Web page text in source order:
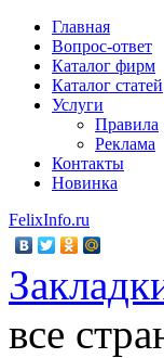
Главная
Вопрос-ответ
Каталог фирм
Каталог статей
Услуги
Правила
Реклама
Контакты
Новинка
FelixInfo.ru
все